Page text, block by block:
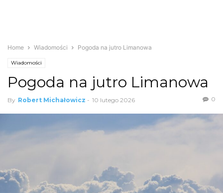
Home Wiadomości Pogoda na jutro Limanowa
Wiadomości
Pogoda na jutro Limanowa
By Robert Michałowicz - 10 lutego 2026 0